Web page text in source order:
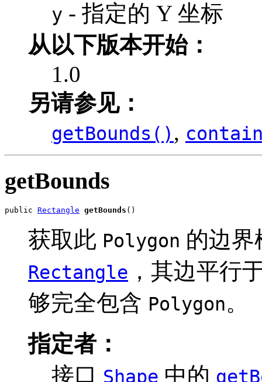
y - 指定的 Y 坐标
从以下版本开始：
1.0
另请参见：
getBounds() ,
getBounds
public Rectangle getBounds ()
获取此 Polygon 的边界
Rectangle ，其边平行
够完全包含 Polygon。
指定者：
接口 Shape 中的